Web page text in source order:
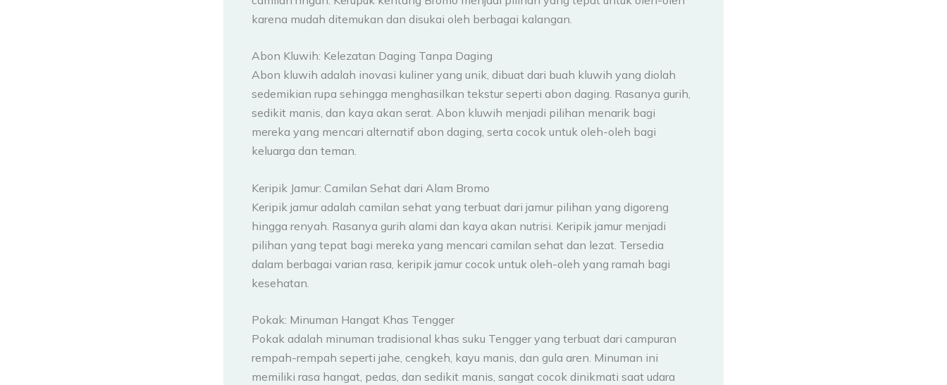
karena mudah ditemukan dan disukai oleh berbagai kalangan.
Abon Kluwih: Kelezatan Daging Tanpa Daging
Abon kluwih adalah inovasi kuliner yang unik, dibuat dari buah kluwih yang diolah
sedemikian rupa sehingga menghasilkan tekstur seperti abon daging. Rasanya gurih,
sedikit manis, dan kaya akan serat. Abon kluwih menjadi pilihan menarik bagi
mereka yang mencari alternatif abon daging, serta cocok untuk oleh-oleh bagi
keluarga dan teman.
Keripik Jamur: Camilan Sehat dari Alam Bromo
Keripik jamur adalah camilan sehat yang terbuat dari jamur pilihan yang digoreng
hingga renyah. Rasanya gurih alami dan kaya akan nutrisi. Keripik jamur menjadi
pilihan yang tepat bagi mereka yang mencari camilan sehat dan lezat. Tersedia
dalam berbagai varian rasa, keripik jamur cocok untuk oleh-oleh yang ramah bagi
kesehatan.
Pokak: Minuman Hangat Khas Tengger
Pokak adalah minuman tradisional khas suku Tengger yang terbuat dari campuran
rempah-rempah seperti jahe, cengkeh, kayu manis, dan gula aren. Minuman ini
memiliki rasa hangat, pedas, dan sedikit manis, sangat cocok dinikmati saat udara